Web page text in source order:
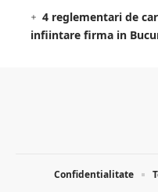
4 reglementari de
infiintare firma in
Confidentialitate